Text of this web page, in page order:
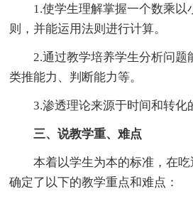
1.使学生理解掌握一个数乘以
则，并能运用法则进行计算。
2.通过教学培养学生分析问题
类推能力、判断能力等。
3.渗透理论来源于时间和转化
三、说教学重、难点
本着以学生为本的标准，在吃
确定了以下的教学重点和难点：